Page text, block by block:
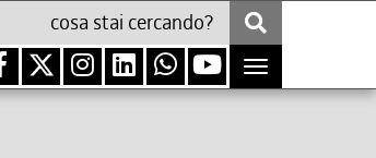
Toggle
navigation